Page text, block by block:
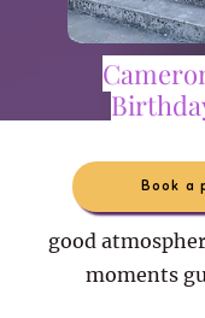
Book a
good
moments